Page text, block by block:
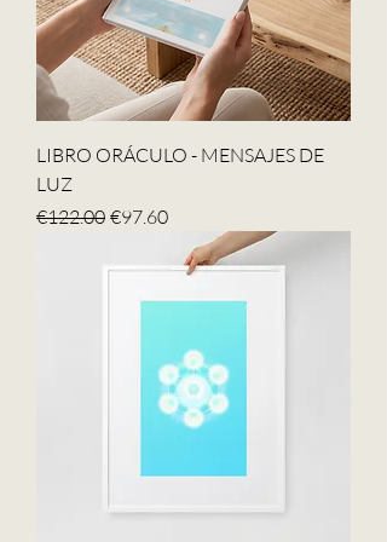
LIBRO ORÁCULO - MENSAJES DE
LUZ
Regular Price
€122.00 Sale Price
€97.60